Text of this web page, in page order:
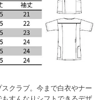
クラブ。今まで白衣やナー